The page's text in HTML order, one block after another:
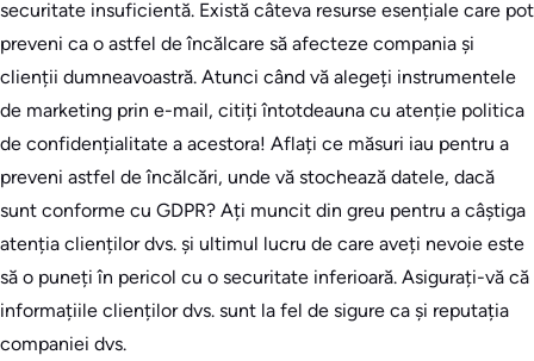
securitate insuficientă. Există câteva resurse esențiale care pot
preveni ca o astfel de încălcare să afecteze compania și
clienții dumneavoastră. Atunci când vă alegeți instrumentele
de marketing prin e-mail, citiți întotdeauna cu atenție politica
de confidențialitate a acestora! Aflați ce măsuri iau pentru a
preveni astfel de încălcări, unde vă stochează datele, dacă
sunt conforme cu GDPR? Ați muncit din greu pentru a câștiga
atenția clienților dvs. și ultimul lucru de care aveți nevoie este
să o puneți în pericol cu o securitate inferioară. Asigurați-vă că
informațiile clienților dvs. sunt la fel de sigure ca și reputația
companiei dvs.